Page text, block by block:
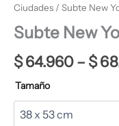
Ciudades / Subte New
Subte New
$64.960– $
Tamaño